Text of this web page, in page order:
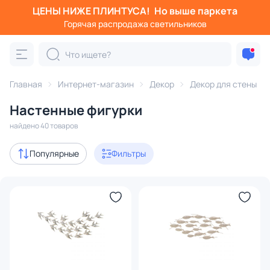
ЦЕНЫ НИЖЕ ПЛИНТУСА! Но выше паркета
Горячая распродажа светильников
Главная Интернет-магазин Декор Декор для стены
Настенные фигурки
найдено 40 товаров
Популярные Фильтры
Фильтры
Категория: Декор для стены
настенные фигурки головы подвески таблички
Акции 1
В наличии 17